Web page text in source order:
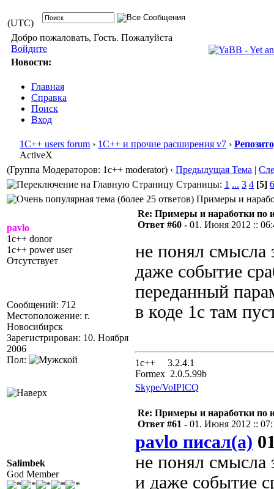
(UTC)
Добро пожаловать, Гость. Пожалуйста
Войдите
Новости:
Главная
Справка
Поиск
Вход
1С++ users forum › 1С++ и прочие расширения v7 ›
ActiveX
(Группа Модераторов: 1c++ moderator) ‹ Предыдущая Тема |
Страницы: 1 ... 3 4 [5] 6
Примеры и
pavlo
1c++ donor
1c++ power user
Отсутствует
Сообщений: 712
Местоположение: г.
Новосибирск
Зарегистрирован: 10. Ноября
2006
Пол:
Re: Примеры и наработки по
Ответ #60 - 01. Июня 2012 ::
не понял смысла
даже событие
переданный
в коде 1с там
1с++ 3.2.4.1
Formex 2.0.5.99b
Skype/VoIPICQ
Salimbek
God Member
Re: Примеры и наработки по
Ответ #61 - 01. Июня 2012 ::
pavlo писал(а)
не понял смысла
и даже событие